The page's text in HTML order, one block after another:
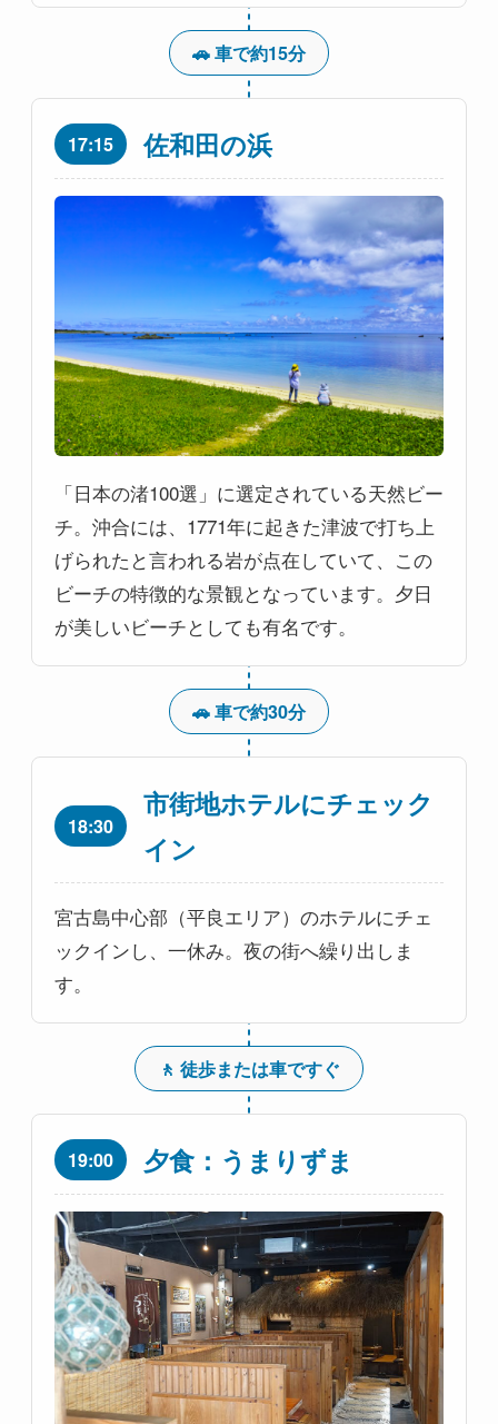
🚗 車で約15分
17:15 佐和田の浜
「日本の渚100選」に選定されている天然ビー
チ。沖合には、1771年に起きた津波で打ち上
げられたと言われる岩が点在していて、この
ビーチの特徴的な景観となっています。夕日
が美しいビーチとしても有名です。
🚗 車で約30分
18:30
市街地ホテルにチェック
イン
宮古島中心部（平良エリア）のホテルにチェ
ックインし、一休み。夜の街へ繰り出しま
す。
🚶 徒歩または車ですぐ
19:00 夕食：うまりずま